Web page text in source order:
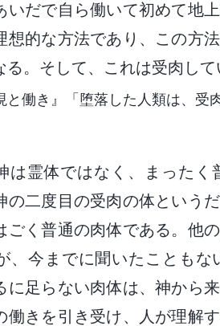
いだで自ら働いて初めて地
想的な方法であり、この方
る。そして、これは受肉して
と働き』「堕落した人類は、
は霊体ではなく、まったく
の二度目の受肉の体という
ごく普通の肉体である。他
、今までに聞いたことも
に足らない肉体は、神から
働きを引き受け、人が理解